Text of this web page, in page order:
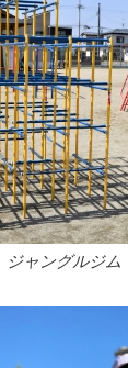
ジャングルジム